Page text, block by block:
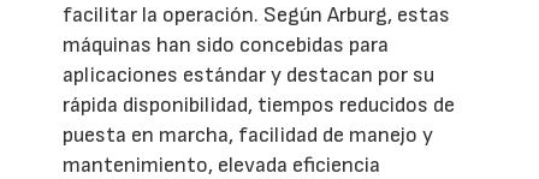
facilitar la operación. Según Arburg, estas
máquinas han sido concebidas para
aplicaciones estándar y destacan por su
rápida disponibilidad, tiempos reducidos de
puesta en marcha, facilidad de manejo y
mantenimiento, elevada eficiencia